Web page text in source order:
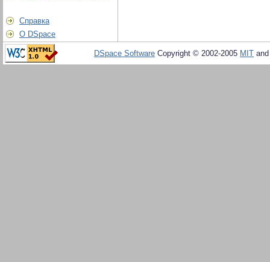
Справка
О DSpace
DSpace Software Copyright © 2002-2005 MIT